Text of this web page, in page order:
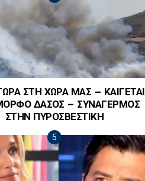
ΣΤΗ ΧΩΡΑ ΜΑΣ – ΚΑΙΓΕΤΑΙ
ΔΑΣΟΣ – ΣΥΝΑΓΕΡΜΟΣ
ΣΤΗΝ ΠΥΡΟΣΒΕΣΤΙΚΗ